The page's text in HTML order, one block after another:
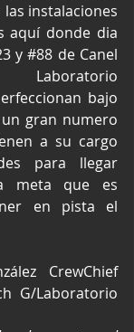
instalaciones
aquí donde dia
y #88 de Canel
Laboratorio
bajo
gran numero
a su cargo
para llegar
meta que es
en pista el
Cuauhtémoc González CrewChief
G/Laboratorio